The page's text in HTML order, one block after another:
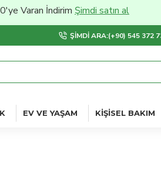
İndirimŞimdi satın al
ŞIMDI ARA:(+90) 545 372
EV VE YAŞAM KIŞISEL BAKIM